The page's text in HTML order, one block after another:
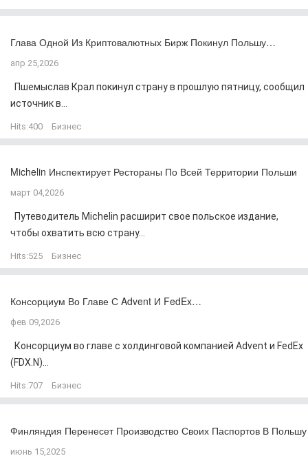
Глава Одной Из Криптовалютных Бирж Покинул Польшу…
апр 25,2026
Пшемыслав Крал покинул страну в прошлую пятницу, сообщил
источник в...
Hits:400 Бизнес
Michelin Инспектирует Рестораны По Всей Территории Польши
март 04,2026
Путеводитель Michelin расширит свое польское издание,
чтобы охватить всю страну...
Hits:525 Бизнес
Консорциум Во Главе С Advent И FedEx…
фев 09,2026
Консорциум во главе с холдинговой компанией Advent и FedEx
(FDX.N)...
Hits:707 Бизнес
Финляндия Перенесет Производство Своих Паспортов В Польшу
июнь 15,2025